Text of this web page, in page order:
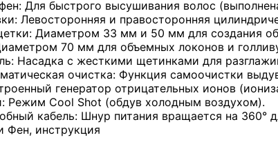
Для быстрого высушивания волос
Левосторонняя и правосторонняя
Диаметром 33 мм и 50 мм для создания
70 мм для объемных локонов и
Насадка с жесткими щетинками для
очистка: Функция самоочистки
генератор отрицательных ионов
Режим Cool Shot (обдув холодным воздухом).
кабель: Шнур питания вращается на 360°
Фен, инструкция